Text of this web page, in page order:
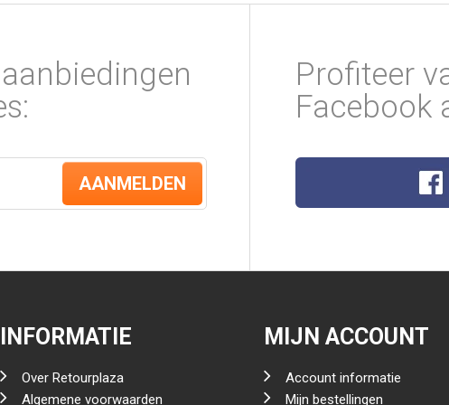
AANMELDEN
Profiteer
Facebook
INFORMATIE
Over Retourplaza
Algemene voorwaarden
MIJN ACCOUNT
Account informatie
Mijn bestellingen